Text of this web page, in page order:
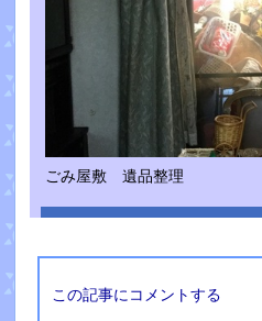
ごみ屋敷 遺品整理
この記事にコメントする